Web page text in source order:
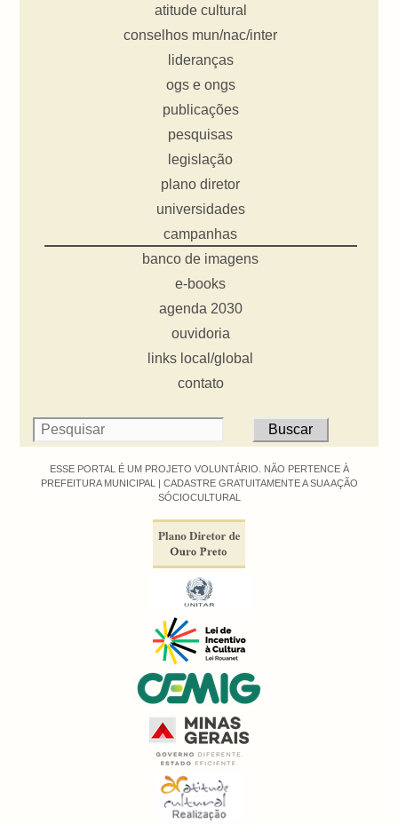
atitude cultural
conselhos mun/nac/inter
lideranças
ogs e ongs
publicações
pesquisas
legislação
plano diretor
universidades
campanhas
banco de imagens
e-books
agenda 2030
ouvidoria
links local/global
contato
ESSE PORTAL É UM PROJETO VOLUNTÁRIO. NÃO PERTENCE À
PREFEITURA MUNICIPAL | CADASTRE GRATUITAMENTE A SUA AÇÃO
SÓCIOCULTURAL